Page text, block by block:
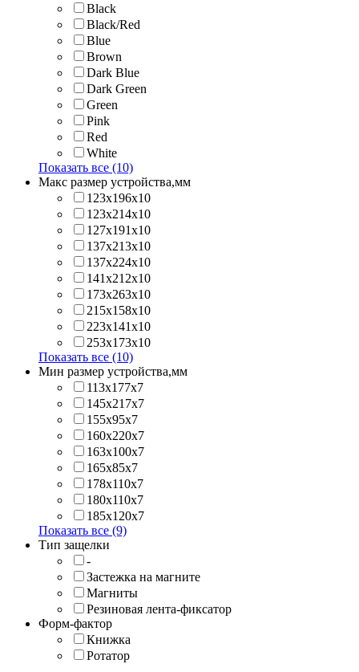
Black
Black/Red
Blue
Brown
Dark Blue
Dark Green
Green
Pink
Red
White
Показать все (10)
Макс размер устройства,мм
123х196х10
123х214x10
127х191х10
137х213х10
137х224x10
141х212х10
173х263x10
215х158x10
223х141x10
253х173x10
Показать все (10)
Мин размер устройства,мм
113x177x7
145x217x7
155x95x7
160x220x7
163x100x7
165x85x7
178x110x7
180x110x7
185x120x7
Показать все (9)
Тип защелки
-
Застежка на магните
Магниты
Резиновая лента-фиксатор
Форм-фактор
Книжка
Ротатор